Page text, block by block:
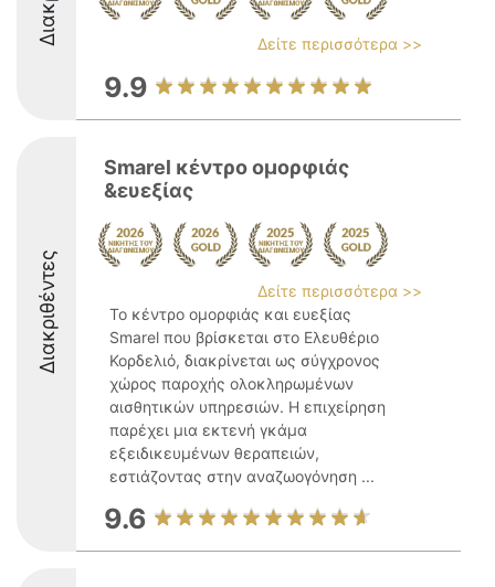
Δείτε περισσότερα >>
9.9
Διακριθέντες
Smarel κέντρο ομορφιάς
&ευεξίας
Δείτε περισσότερα >>
Το κέντρο ομορφιάς και ευεξίας
Smarel που βρίσκεται στο Ελευθέριο
Κορδελιό, διακρίνεται ως σύγχρονος
χώρος παροχής ολοκληρωμένων
αισθητικών υπηρεσιών. Η επιχείρηση
παρέχει μια εκτενή γκάμα
εξειδικευμένων θεραπειών,
εστιάζοντας στην αναζωογόνηση ...
9.6